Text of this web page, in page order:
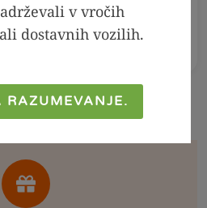
Arašidov namaz 100
% - Crunchy, 300g
v vročih
dostavnih vozilih.
RAZUMEVANJE.